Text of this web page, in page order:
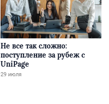
Не все так сложно:
поступление за рубеж с
UniPage
29 июля